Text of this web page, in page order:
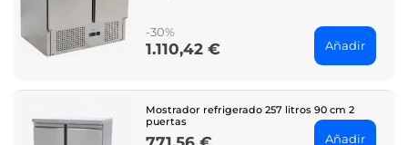
-30%
Price
1.110,42 € Añadir
Mostrador refrigerado 257 litros 90 cm 2
puertas
Price Añadir